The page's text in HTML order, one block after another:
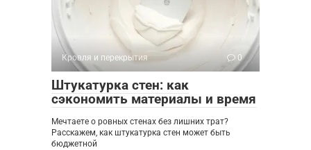
Кровля и перекрытия 0
Штукатурка стен: как
сэкономить материалы и время
Мечтаете о ровных стенах без лишних трат?
Расскажем, как штукатурка стен может быть
бюджетной